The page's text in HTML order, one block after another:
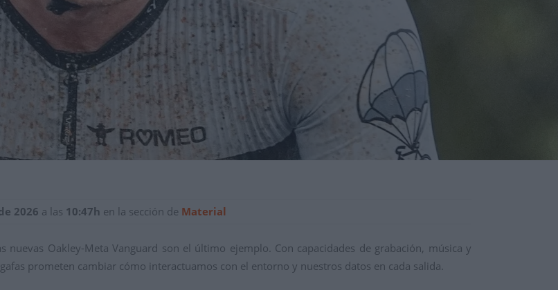
2026 a las 10:47h en la sección de Material
nuevas Oakley-Meta Vanguard son el último ejemplo. Con capacidades de grabación, música y
prometen cambiar cómo interactuamos con el entorno y nuestros datos en cada salida.